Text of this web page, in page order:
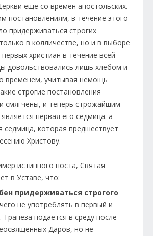
еще со времен апостольских.
постановлениям, в течение этого
придерживаться строгих
в колличестве, но и в выборе
христиан в течение всей
довольствовались лишь хлебом и
временем, учитывая немощь
строгие постановления
смягчены, и теперь строжайшим
первая его седмица. а
седмица, которая предшествует
Христову.
истинного поста, Святая
в Уставе, что:
придерживаться строгого
не употреблять в первый и
Трапеза подается в среду после
Даров, но не